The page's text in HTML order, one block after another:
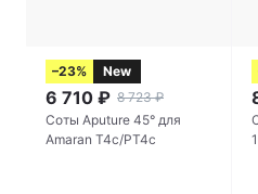
–23% New
6 710 ₽ 8 723 ₽
Соты Aputure 45° для
Amaran T4c/PT4c